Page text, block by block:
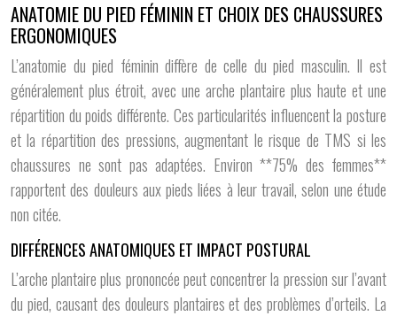
ANATOMIE DU PIED FÉMININ ET CHOIX DES CHAUSSURES
ERGONOMIQUES
L’anatomie du pied féminin diffère de celle du pied masculin. Il est
généralement plus étroit, avec une arche plantaire plus haute et une
répartition du poids différente. Ces particularités influencent la posture
et la répartition des pressions, augmentant le risque de TMS si les
chaussures ne sont pas adaptées. Environ **75% des femmes**
rapportent des douleurs aux pieds liées à leur travail, selon une étude
non citée.
DIFFÉRENCES ANATOMIQUES ET IMPACT POSTURAL
L’arche plantaire plus prononcée peut concentrer la pression sur l’avant
du pied, causant des douleurs plantaires et des problèmes d’orteils. La